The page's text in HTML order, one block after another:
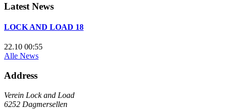
Latest News
LOCK AND LOAD 18
22.10 00:55
Alle News
Address
Verein Lock and Load
6252 Dagmersellen